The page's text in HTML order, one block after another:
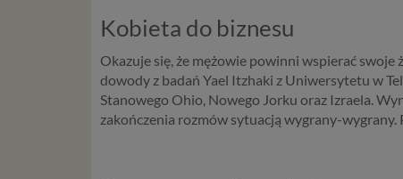
Kobieta do biznesu
Okazuje się, że mężowie powinni wspierać
dowody z badań Yael Itzhaki z Uniwersytetu w
Stanowego Ohio, Nowego Jorku oraz Izraela.
zakończenia rozmów sytuacją wygrany-wygrany.
usług
2018 r.